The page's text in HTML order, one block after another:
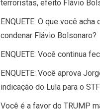
terroristas, efeito Flávio
ENQUETE: O que você
condenar Flávio Bolsonaro?
ENQUETE: Você continua
ENQUETE: Você aprova
indicação do Lula para o
Você é a favor do TRUMP